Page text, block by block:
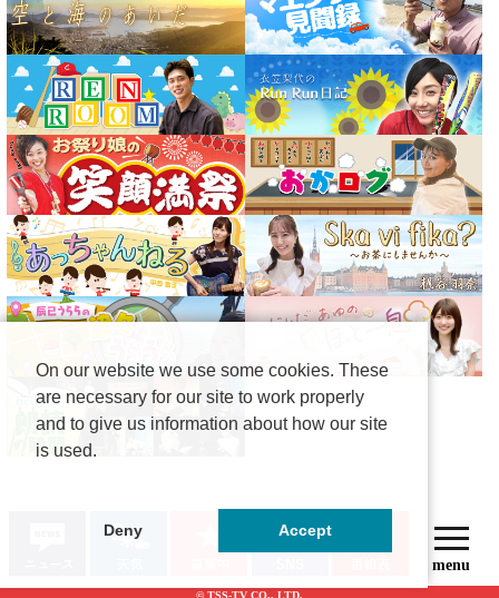
© TSS-TV CO., LTD.
On our website we use some cookies. These
are necessary for our site to work properly
and to give us information about how our site
is used.
Deny Accept